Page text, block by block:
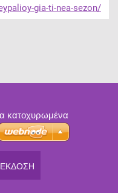
gia-ti-nea-sezon/
κατοχυρωμένα
ΈΚΔΟΣΗ